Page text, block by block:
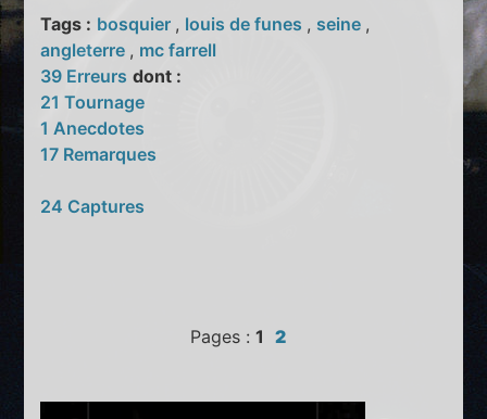
Tags : bosquier , louis de funes , seine ,
angleterre , mc farrell
39 Erreurs dont :
21 Tournage
1 Anecdotes
17 Remarques
24 Captures
Pages : 1 2